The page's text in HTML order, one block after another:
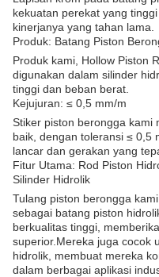
kekuatan perekat yang
kinerjanya yang tahan lama.
Produk: Batang Piston
Produk kami, Hollow Piston
digunakan dalam silinder
tinggi dan beban berat.
Kejujuran: ≤ 0,5 mm/m
Stiker piston berongga kami
baik, dengan toleransi ≤ 0,5
lancar dan gerakan yang
Fitur Utama: Rod Piston
Silinder Hidrolik
Tulang piston berongga
sebagai batang piston
berkualitas tinggi,
superior.Mereka juga cocok
hidrolik, membuat mereka
dalam berbagai aplikasi